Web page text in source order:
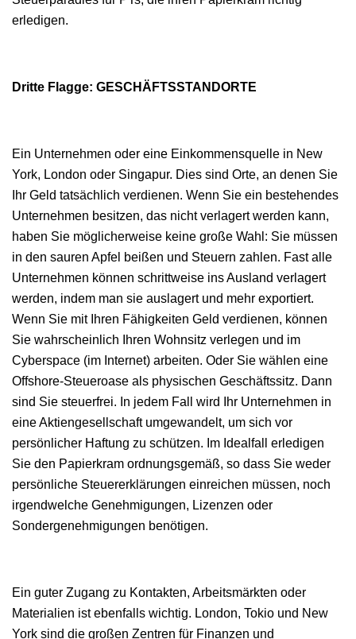
erledigen.
Dritte Flagge: GESCHÄFTSSTANDORTE
Ein Unternehmen oder eine Einkommensquelle in New
York, London oder Singapur. Dies sind Orte, an denen Sie
Ihr Geld tatsächlich verdienen. Wenn Sie ein bestehendes
Unternehmen besitzen, das nicht verlagert werden kann,
haben Sie möglicherweise keine große Wahl: Sie müssen
in den sauren Apfel beißen und Steuern zahlen. Fast alle
Unternehmen können schrittweise ins Ausland verlagert
werden, indem man sie auslagert und mehr exportiert.
Wenn Sie mit Ihren Fähigkeiten Geld verdienen, können
Sie wahrscheinlich Ihren Wohnsitz verlegen und im
Cyberspace (im Internet) arbeiten. Oder Sie wählen eine
Offshore-Steueroase als physischen Geschäftssitz. Dann
sind Sie steuerfrei. In jedem Fall wird Ihr Unternehmen in
eine Aktiengesellschaft umgewandelt, um sich vor
persönlicher Haftung zu schützen. Im Idealfall erledigen
Sie den Papierkram ordnungsgemäß, so dass Sie weder
persönliche Steuererklärungen einreichen müssen, noch
irgendwelche Genehmigungen, Lizenzen oder
Sondergenehmigungen benötigen.
Ein guter Zugang zu Kontakten, Arbeitsmärkten oder
Materialien ist ebenfalls wichtig. London, Tokio und New
York sind die großen Zentren für Finanzen und